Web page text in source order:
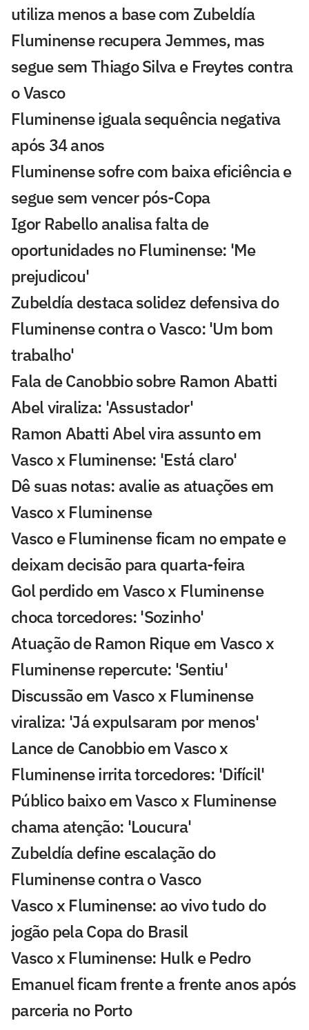
utiliza menos a base com Zubeldía
Fluminense recupera Jemmes, mas
segue sem Thiago Silva e Freytes contra
o Vasco
Fluminense iguala sequência negativa
após 34 anos
Fluminense sofre com baixa eficiência e
segue sem vencer pós-Copa
Igor Rabello analisa falta de
oportunidades no Fluminense: 'Me
prejudicou'
Zubeldía destaca solidez defensiva do
Fluminense contra o Vasco: 'Um bom
trabalho'
Fala de Canobbio sobre Ramon Abatti
Abel viraliza: 'Assustador'
Ramon Abatti Abel vira assunto em
Vasco x Fluminense: 'Está claro'
Dê suas notas: avalie as atuações em
Vasco x Fluminense
Vasco e Fluminense ficam no empate e
deixam decisão para quarta-feira
Gol perdido em Vasco x Fluminense
choca torcedores: 'Sozinho'
Atuação de Ramon Rique em Vasco x
Fluminense repercute: 'Sentiu'
Discussão em Vasco x Fluminense
viraliza: 'Já expulsaram por menos'
Lance de Canobbio em Vasco x
Fluminense irrita torcedores: 'Difícil'
Público baixo em Vasco x Fluminense
chama atenção: 'Loucura'
Zubeldía define escalação do
Fluminense contra o Vasco
Vasco x Fluminense: ao vivo tudo do
jogão pela Copa do Brasil
Vasco x Fluminense: Hulk e Pedro
Emanuel ficam frente a frente anos após
parceria no Porto